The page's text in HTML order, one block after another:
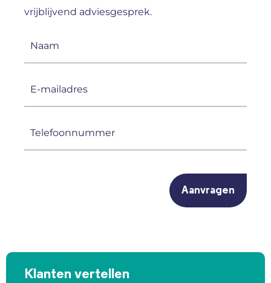
vrijblijvend adviesgesprek.
Klanten vertellen